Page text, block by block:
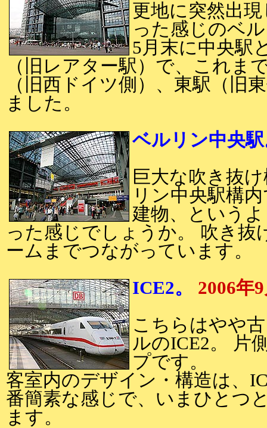
更地に突然出
った感じのベ
5月末に中央駅
（旧レアター駅）で、これま
（旧西ドイツ側）、東駅（旧
ました。
ベルリン中央
巨大な吹き抜
リン中央駅構
建物、という
った感じでしょうか。 吹き抜
ームまでつながっています。
ICE2。
2006年
こちらはやや
ルのICE2。 片
プです。
客室内のデザイン・構造は、
番簡素な感じで、いまひとつ
ます。